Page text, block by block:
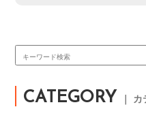
CATEGORY ｜